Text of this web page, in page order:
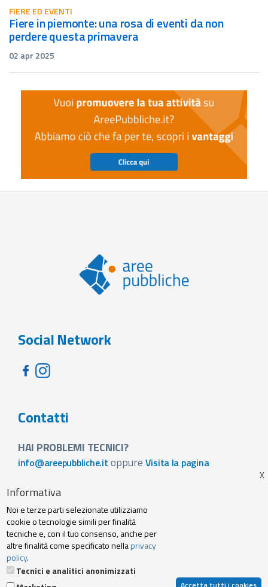
FIERE ED EVENTI
fiere in piemonte: una rosa di eventi da non
perdere questa primavera
02 apr 2025
Social Network
Contatti
HAI PROBLEMI TECNICI?
info@areepubbliche.it oppure Visita la pagina
Visita la pagina
Footer
menu
Web agency Privacy policy e cookie
Termini Servizio
Informativa
Noi e terze parti selezionate utilizziamo
cookie o tecnologie simili per finalità
tecniche e, con il tuo consenso, anche per
altre finalità come specificato nellaprivacy
policy.
Tecnici e analitici anonimizzati